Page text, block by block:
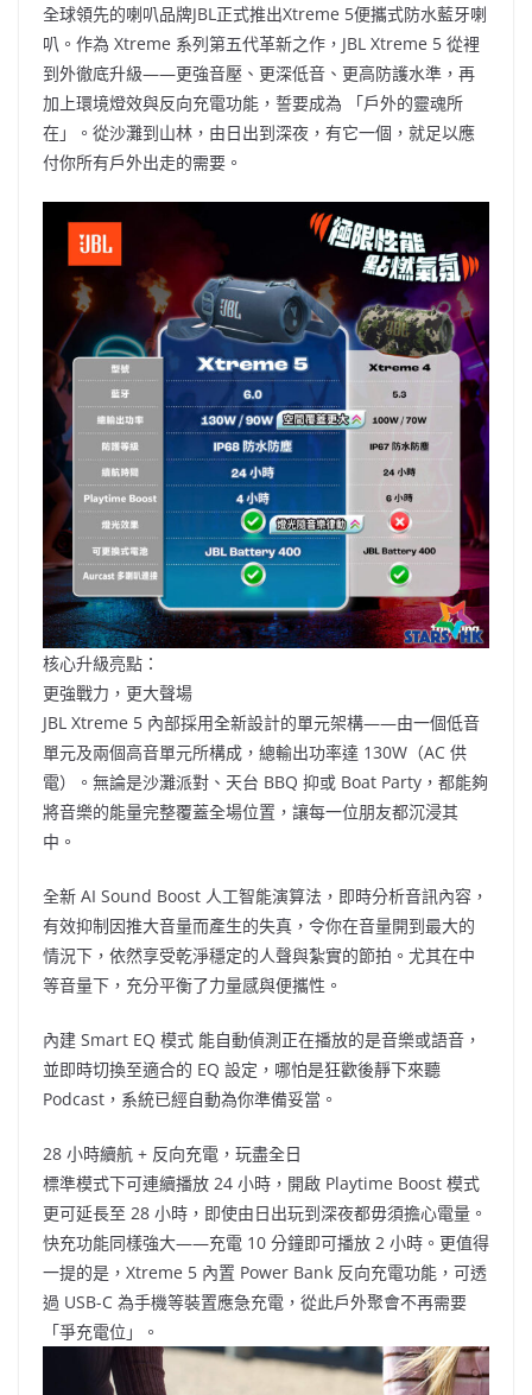
全球領先的喇叭品牌JBL正式推出Xtreme 5便攜式防水藍牙喇
叭。作為 Xtreme 系列第五代革新之作，JBL Xtreme 5 從裡
到外徹底升級——更強音壓、更深低音、更高防護水準，再
加上環境燈效與反向充電功能，誓要成為 「戶外的靈魂所
在」。從沙灘到山林，由日出到深夜，有它一個，就足以應
付你所有戶外出走的需要。
核心升級亮點：
更強戰力，更大聲場
JBL Xtreme 5 內部採用全新設計的單元架構——由一個低音
單元及兩個高音單元所構成，總輸出功率達 130W（AC 供
電）。無論是沙灘派對、天台 BBQ 抑或 Boat Party，都能夠
將音樂的能量完整覆蓋全場位置，讓每一位朋友都沉浸其
中。
全新 AI Sound Boost 人工智能演算法，即時分析音訊內容，
有效抑制因推大音量而產生的失真，令你在音量開到最大的
情況下，依然享受乾淨穩定的人聲與紮實的節拍。尤其在中
等音量下，充分平衡了力量感與便攜性。
內建 Smart EQ 模式 能自動偵測正在播放的是音樂或語音，
並即時切換至適合的 EQ 設定，哪怕是狂歡後靜下來聽
Podcast，系統已經自動為你準備妥當。
28 小時續航 + 反向充電，玩盡全日
標準模式下可連續播放 24 小時，開啟 Playtime Boost 模式
更可延長至 28 小時，即使由日出玩到深夜都毋須擔心電量。
快充功能同樣強大——充電 10 分鐘即可播放 2 小時。更值得
一提的是，Xtreme 5 內置 Power Bank 反向充電功能，可透
過 USB-C 為手機等裝置應急充電，從此戶外聚會不再需要
「爭充電位」。